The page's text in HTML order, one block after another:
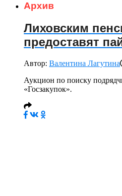
Архив
Лиховским
предоставят
Автор: Валентина Лагутина
Аукцион по поиску
«Госзакупок».